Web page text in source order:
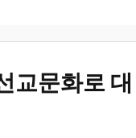
교문화로 대